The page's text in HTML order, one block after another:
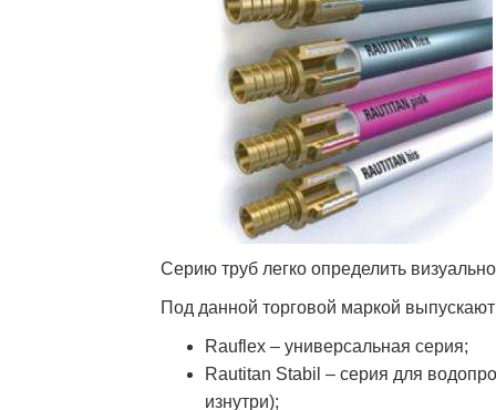
Серию труб легко определить визуально
Под данной торговой маркой
Rauflex – универсальная серия;
Rautitan Stabil – серия для
изнутри);